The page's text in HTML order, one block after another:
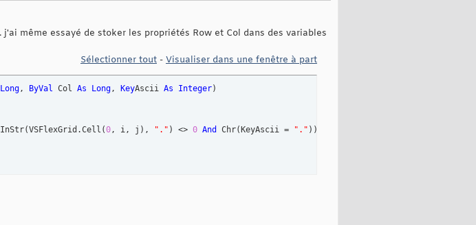
même essayé de stoker les propriétés Row et Col dans des variables
Sélectionner tout - Visualiser dans une fenêtre à part
Long, ByVal Col As Long, KeyAscii As Integer)
InStr(VSFlexGrid.Cell (0, i, j ) , "." ) <> 0 And Chr( KeyAscii = "." ) )